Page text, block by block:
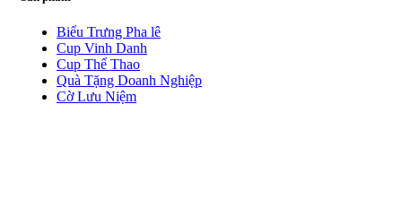
Biểu Trưng Pha lê
Cup Vinh Danh
Cup Thể Thao
Quà Tặng Doanh Nghiệp
Cờ Lưu Niệm